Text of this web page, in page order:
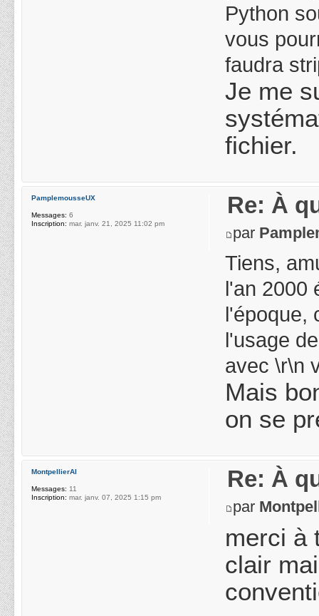
Python
vous
faudra
Je me
fichier.
Re: À
par
Tiens,
l'an 2000
l'époque,
l'usage
avec \r\n
Mais
on se
PamplemousseUX
Messages: 6
Inscription: mar. janv. 21, 2025 11:02 pm
Re: À
par
merci à
clair
MontpellierAI
Messages: 11
Inscription: mar. janv. 07, 2025 1:15 pm